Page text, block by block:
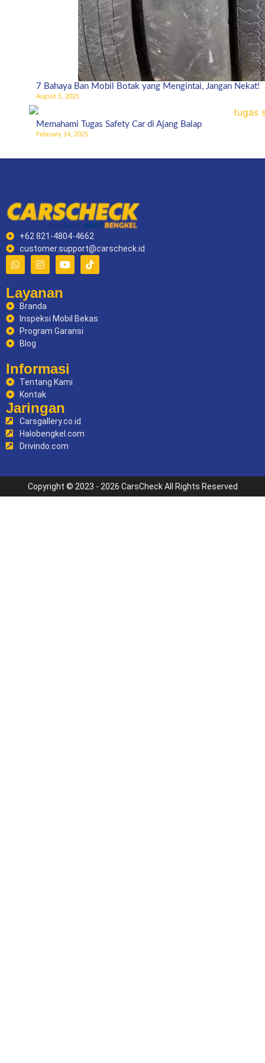
7 Bahaya Ban Mobil Botak yang Mengintai, Jangan Nekat!
August 5, 2025
Memahami Tugas Safety Car di Ajang Balap
February 14, 2025
+62 821-4804-4662
customer.support@carscheck.id
Layanan
Branda
Inspeksi Mobil Bekas
Program Garansi
Blog
Informasi
Tentang Kami
Kontak
Jaringan
Carsgallery.co.id
Halobengkel.com
Drivindo.com
Copyright © 2023 - 2026 CarsCheck All Rights Reserved